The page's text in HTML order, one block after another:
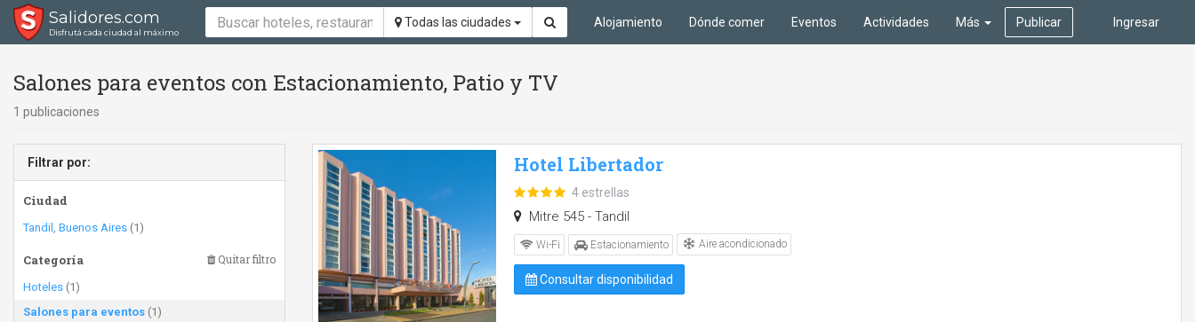
Salidores.com
Disfrutá cada ciudad al máximo
Todas las ciudades Ingresar
Alojamiento Dónde comer Eventos Actividades Más Publicar
Salones para eventos con Estacionamiento, Patio y TV
1 publicaciones
Filtrar por:
Ciudad
Tandil, Buenos Aires (1)
Categoría Quitar filtro
Hoteles (1)
Salones para eventos (1)
Hotel Libertador
4 estrellas
Mitre 545 - Tandil
Wi-Fi Estacionamiento Aire acondicionado
Consultar disponibilidad